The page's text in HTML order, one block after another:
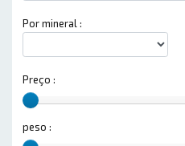
Por mineral :
Preço :
peso :